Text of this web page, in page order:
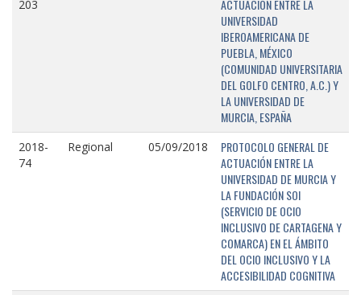
203
ACTUACIÓN ENTRE LA
UNIVERSIDAD
IBEROAMERICANA DE
PUEBLA, MÉXICO
(COMUNIDAD UNIVERSITARIA
DEL GOLFO CENTRO, A.C.) Y
LA UNIVERSIDAD DE
MURCIA, ESPAÑA
2018-
74
Regional 05/09/2018
PROTOCOLO GENERAL DE
ACTUACIÓN ENTRE LA
UNIVERSIDAD DE MURCIA Y
LA FUNDACIÓN SOI
(SERVICIO DE OCIO
INCLUSIVO DE CARTAGENA Y
COMARCA) EN EL ÁMBITO
DEL OCIO INCLUSIVO Y LA
ACCESIBILIDAD COGNITIVA